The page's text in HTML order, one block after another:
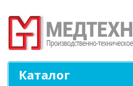
Каталог